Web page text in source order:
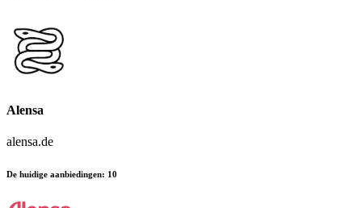
Alensa
alensa.de
De huidige aanbiedingen: 10